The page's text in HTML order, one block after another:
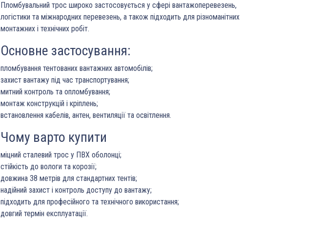
Пломбувальний трос широко застосовується у сфері вантажоперевезень,
логістики та міжнародних перевезень, а також підходить для різноманітних
монтажних і технічних робіт.
Основне застосування:
пломбування тентованих вантажних автомобілів;
захист вантажу під час транспортування;
митний контроль та опломбування;
монтаж конструкцій і кріплень;
встановлення кабелів, антен, вентиляції та освітлення.
Чому варто купити
міцний сталевий трос у ПВХ оболонці;
стійкість до вологи та корозії;
довжина 38 метрів для стандартних тентів;
надійний захист і контроль доступу до вантажу;
підходить для професійного та технічного використання;
довгий термін експлуатації.